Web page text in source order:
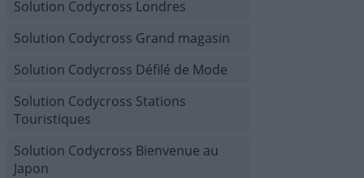
Solution Codycross Londres
Solution Codycross Grand magasin
Solution Codycross Défilé de Mode
Solution Codycross Stations
Touristiques
Solution Codycross Bienvenue au
Japon